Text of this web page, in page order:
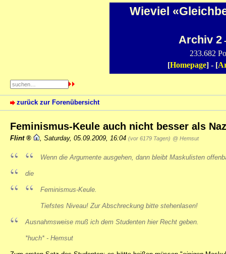
Wieviel
Archiv 2
233.682
[Homepage] - [
zurück zur Forenübersicht
Feminismus-Keule auch nicht besser als
Flint Saturday, 05.09.2009, 16:04 (vor 6179 Tagen) @ Hemsut
Wenn die Argumente ausgehen, dann bleibt Maskulisten
die
Feminismus-Keule.
Tiefstes Niveau! Zur Abschreckung bitte stehenlasen!
Ausnahmsweise muß ich dem Studenten hier Recht geben.
*huch* - Hemsut